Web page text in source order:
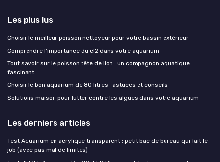
Les plus lus
Choisir le meilleur poisson nettoyeur pour votre bassin extérieur
Comprendre l'importance du cl2 dans votre aquarium
Tout savoir sur le poisson tête de lion : un compagnon aquatique
fascinant
Choisir le bon aquarium de 80 litres : astuces et conseils
Solutions maison pour lutter contre les algues dans votre aquarium
Les derniers articles
Test Aquarium en acrylique transparent : petit bac de bureau qui fait le
job (avec pas mal de limites)